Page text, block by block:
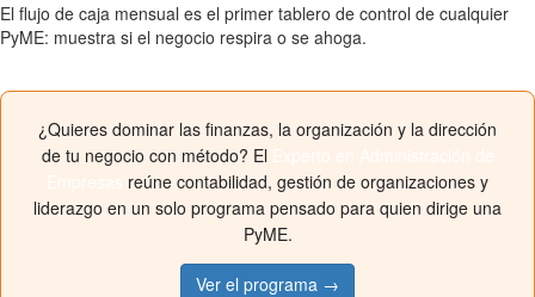
El flujo de caja mensual es el primer tablero de control de cualquier
PyME: muestra si el negocio respira o se ahoga.
¿Quieres dominar las finanzas, la organización y la dirección
de tu negocio con método? El
reúne contabilidad, gestión de organizaciones y
liderazgo en un solo programa pensado para quien dirige una
PyME.
Ver el programa →